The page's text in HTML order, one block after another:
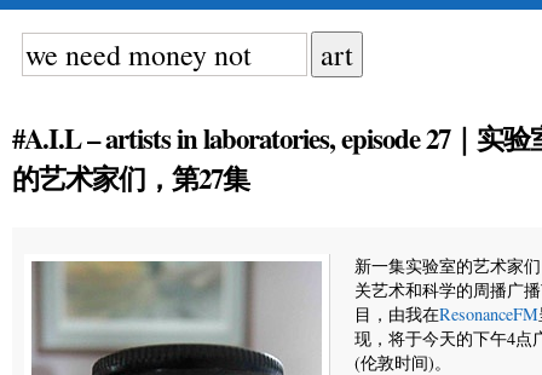
#A.I.L – artists in laboratories, episode 27｜实验
的艺术家们，第27集
新一集实验室的艺术家
关艺术和科学的周播广
目，由我在ResonanceFM
现，将于今天的下午4点
(伦敦时间)。